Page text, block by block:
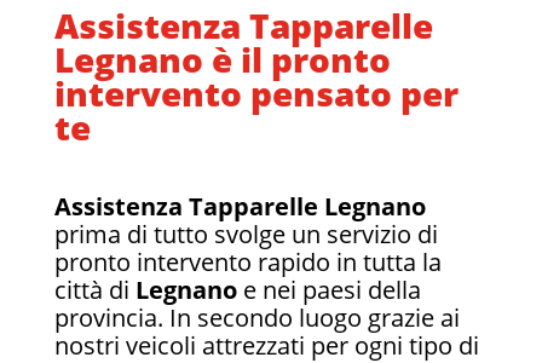
Assistenza Tapparelle
Legnano è il pronto
intervento pensato per
te
Assistenza Tapparelle Legnano
prima di tutto svolge un servizio di
pronto intervento rapido in tutta la
città di Legnanoe nei paesi della
provincia. In secondo luogo grazie ai
nostri veicoli attrezzati per ogni tipo di